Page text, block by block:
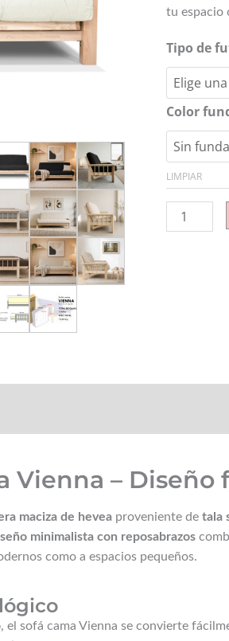
tu espacio
Tipo de
Color
LIMPIAR
Vienna –
maciza de heveaproveniente de tala
minimalista con reposabrazos
como a espacios pequeños.
, el sofá cama Vienna se convierte